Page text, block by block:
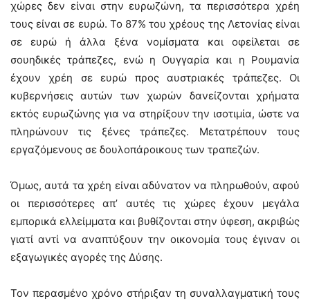
χώρες δεν είναι στην ευρωζώνη, τα περισσότερα χρέη
τους είναι σε ευρώ. Το 87% του χρέους της Λετονίας είναι
σε ευρώ ή άλλα ξένα νομίσματα και οφείλεται σε
σουηδικές τράπεζες, ενώ η Ουγγαρία και η Ρουμανία
έχουν χρέη σε ευρώ προς αυστριακές τράπεζες. Οι
κυβερνήσεις αυτών των χωρών δανείζονται χρήματα
εκτός ευρωζώνης για να στηρίξουν την ισοτιμία, ώστε να
πληρώνουν τις ξένες τράπεζες. Μετατρέπουν τους
εργαζόμενους σε δουλοπάροικους των τραπεζών.
Όμως, αυτά τα χρέη είναι αδύνατον να πληρωθούν, αφού
οι περισσότερες απ’ αυτές τις χώρες έχουν μεγάλα
εμπορικά ελλείμματα και βυθίζονται στην ύφεση, ακριβώς
γιατί αντί να αναπτύξουν την οικονομία τους έγιναν οι
εξαγωγικές αγορές της Δύσης.
Τον περασμένο χρόνο στήριξαν τη συναλλαγματική τους